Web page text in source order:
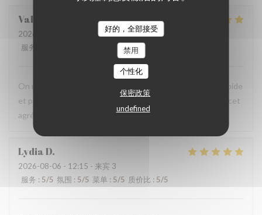
好的，全部接受
禁用
个性化
保密政策
undefined
Valerie
2026-08-06
- 12:45 - 来宾 4
服务
5/5 质价比
On recommande vivement, carte avec du choix ,service rapide
et personnels très agréable, prix raisonnables..merci pour cet
agréable moment en terrasse.
LydiaD
2026-08-06 - 12:15 - 来宾 3
服务 : 5/5 氛围 : 5/5 菜单 : 5/5 质价比 : 5/5